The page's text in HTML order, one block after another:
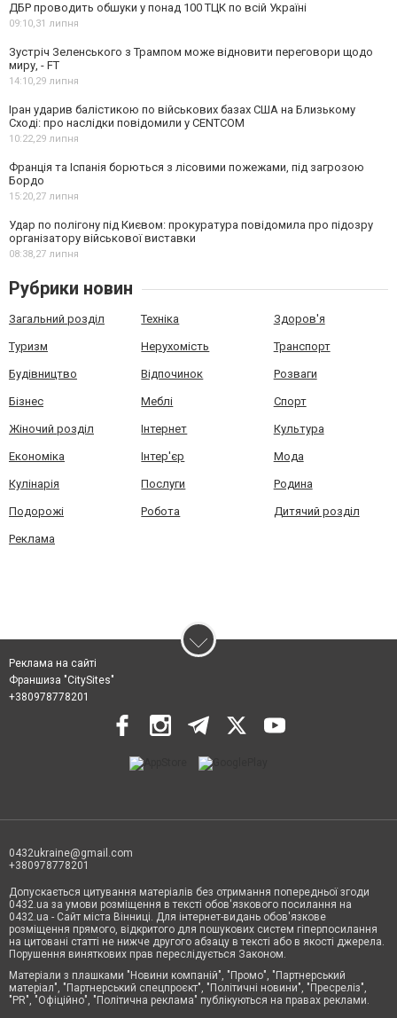
ДБР проводить обшуки у понад 100 ТЦК по всій Україні
09:10,31 липня
Зустріч Зеленського з Трампом може відновити переговори щодо
миру, - FT
14:10,29 липня
Іран ударив балістикою по військових базах США на Близькому
Сході: про наслідки повідомили у CENTCOM
10:22,29 липня
Франція та Іспанія борються з лісовими пожежами, під загрозою
Бордо
15:20,27 липня
Удар по полігону під Києвом: прокуратура повідомила про підозру
організатору військової виставки
08:38,27 липня
Рубрики новин
Загальний розділ Техніка Здоров'я
Туризм Нерухомість Транспорт
Будівництво Відпочинок Розваги
Бізнес Меблі Спорт
Жіночий розділ Інтернет Культура
Економіка Інтер'єр Мода
Кулінарія Послуги Родина
Подорожі Робота Дитячий розділ
Реклама
Реклама на сайті
Франшиза "CitySites"
+380978778201
0432ukraine@gmail.com
+380978778201
Допускається цитування матеріалів без отримання попередньої згоди
0432.ua за умови розміщення в тексті обов'язкового посилання на
0432.ua - Сайт міста Вінниці. Для інтернет-видань обов'язкове
розміщення прямого, відкритого для пошукових систем гіперпосилання
на цитовані статті не нижче другого абзацу в тексті або в якості джерела.
Порушення виняткових прав переслідується Законом.
Матеріали з плашками "Новини компаній", "Промо", "Партнерський
матеріал", "Партнерський спецпроєкт", "Політичні новини", "Пресреліз",
"PR", "Офіційно", "Політична реклама" публікуються на правах реклами.